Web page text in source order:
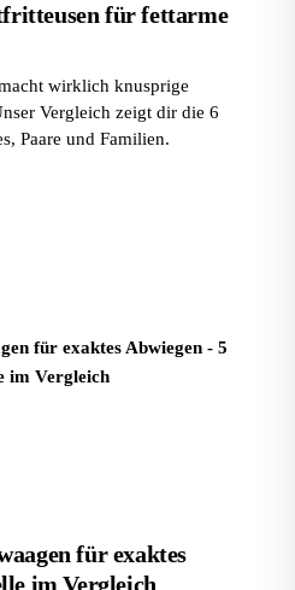
für fettarme
wirklich knusprige
Vergleich zeigt dir die 6
Paare und Familien.
für exaktes Abwiegen - 5
im Vergleich
für exaktes
im Vergleich